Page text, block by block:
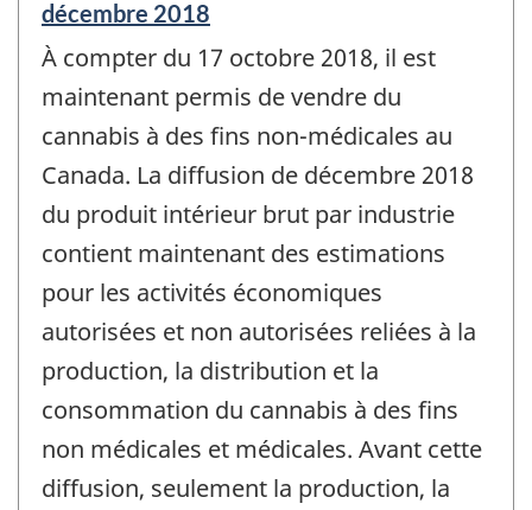
Période
de
référence
de
-
décembre 2018
À compter du 17 octobre 2018, il est
maintenant permis de vendre du
cannabis à des fins non-médicales au
Canada. La diffusion de décembre 2018
du produit intérieur brut par industrie
contient maintenant des estimations
pour les activités économiques
autorisées et non autorisées reliées à la
production, la distribution et la
consommation du cannabis à des fins
non médicales et médicales. Avant cette
diffusion, seulement la production, la